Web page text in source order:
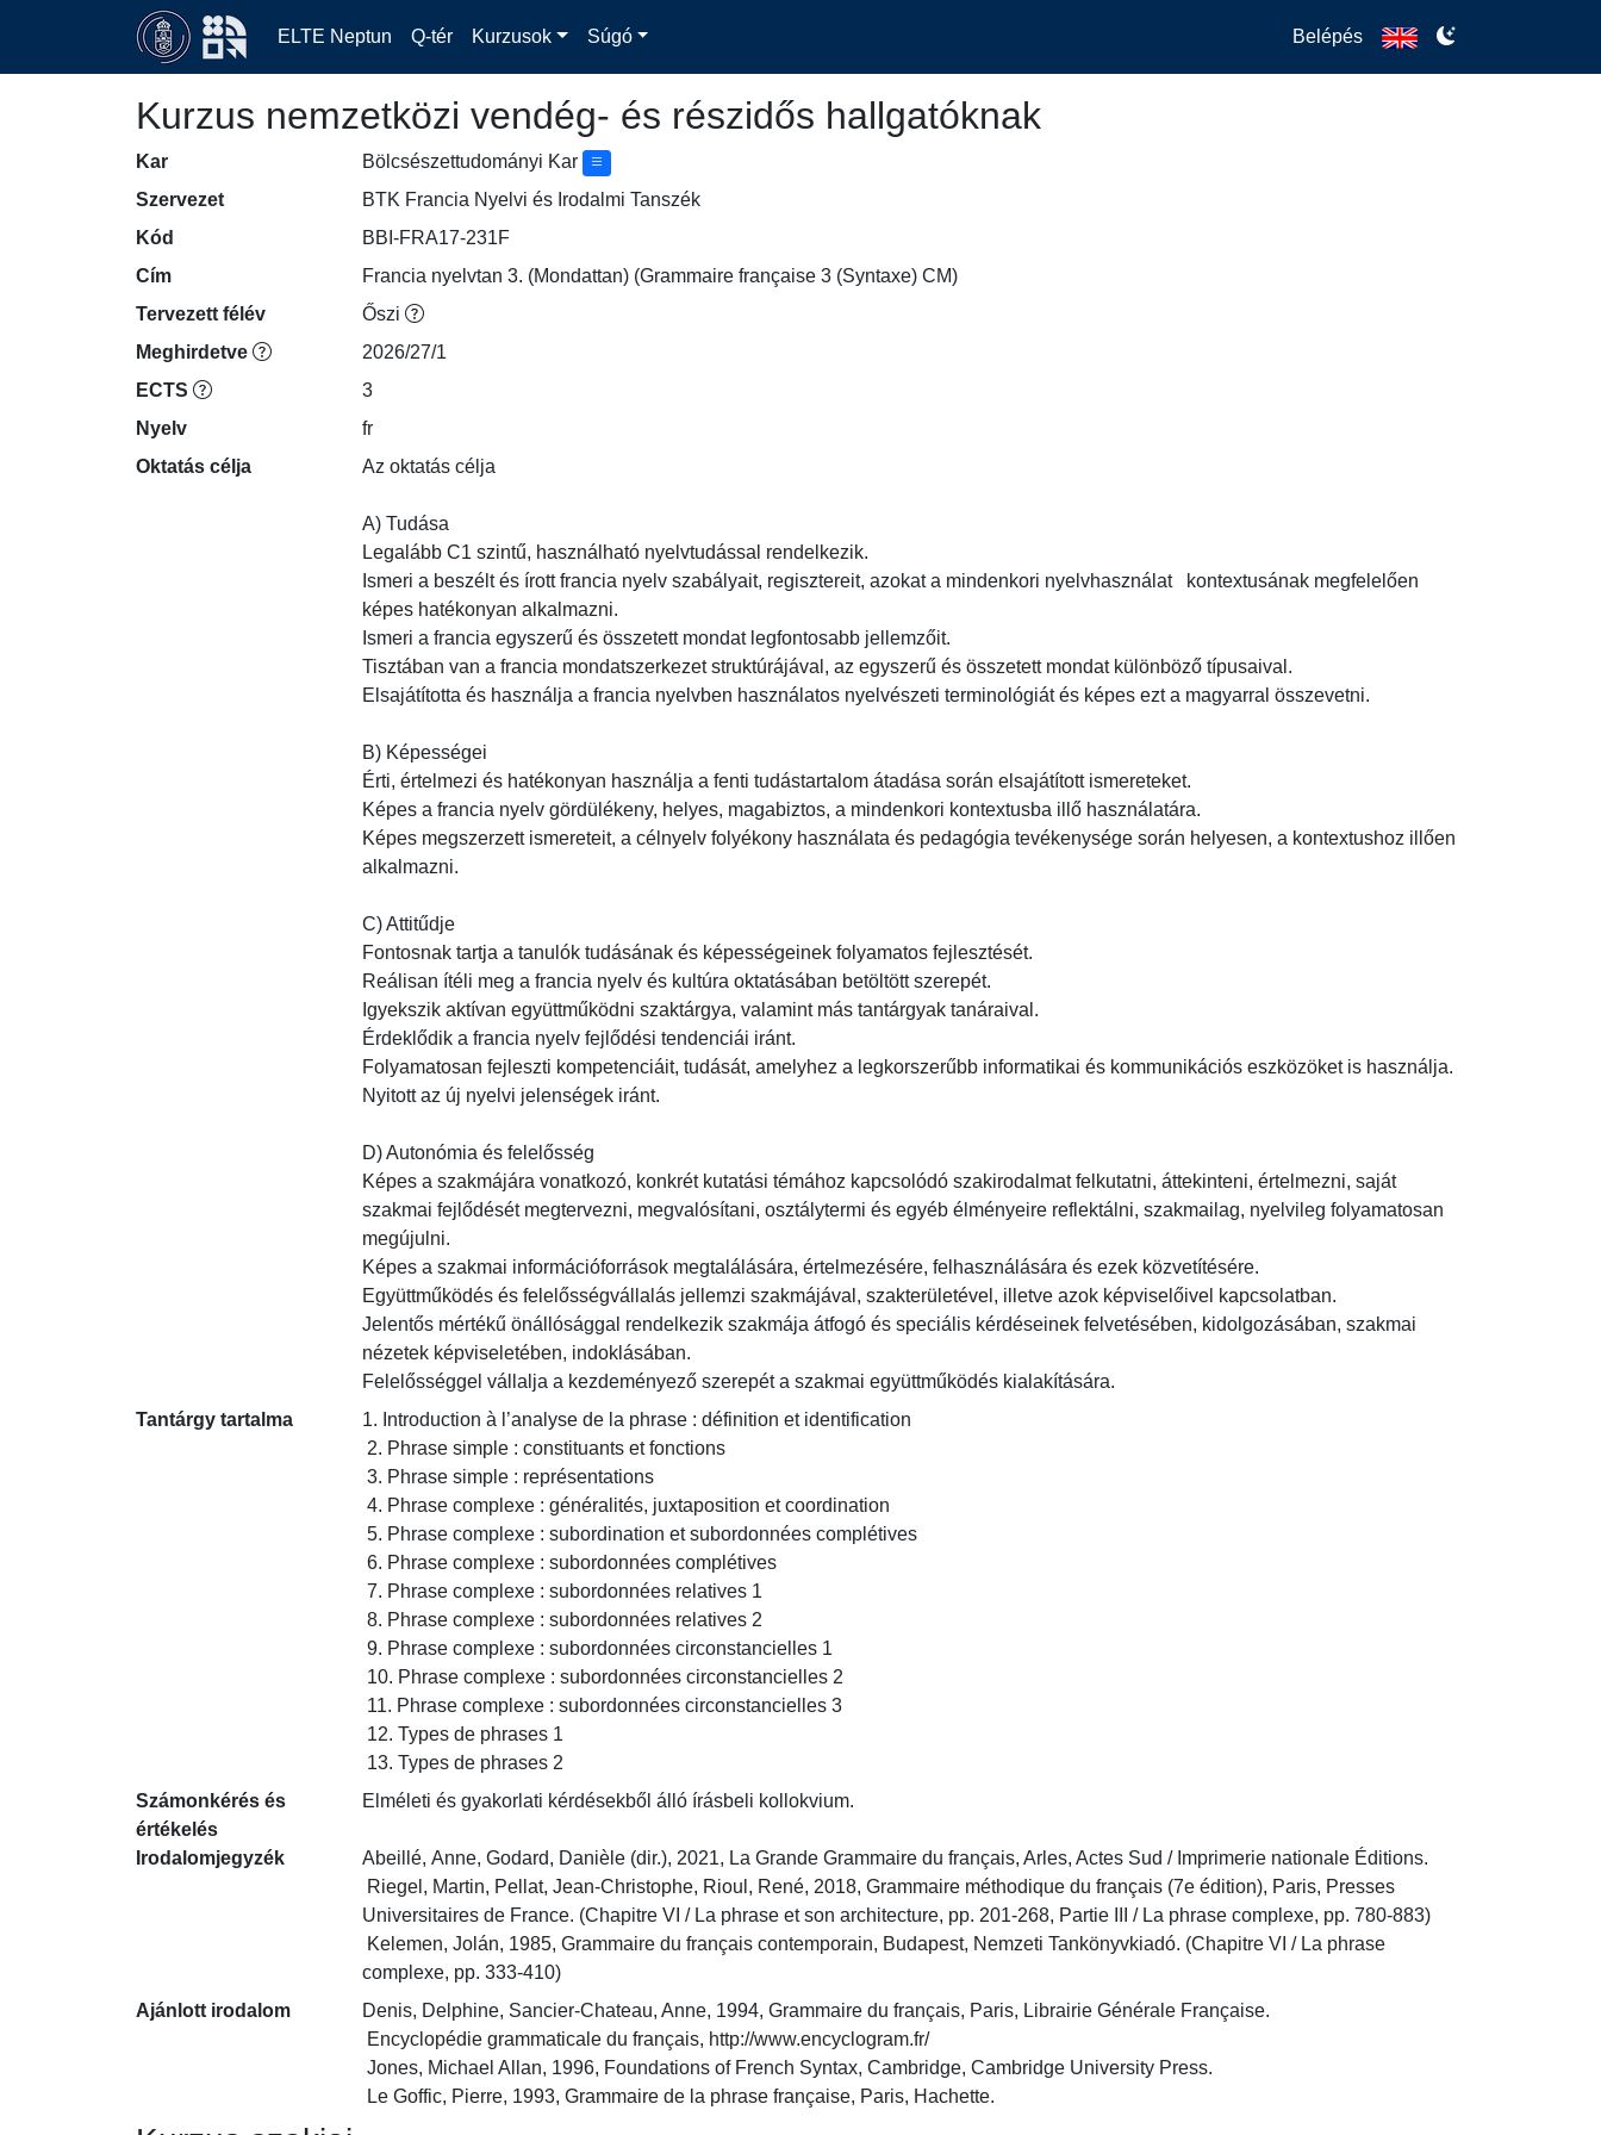
ELTE Neptun Q-tér Kurzusok Súgó Belépés
Kurzus nemzetközi vendég- és részidős hallgatóknak
Kar
Bölcsészettudományi Kar
Szervezet
BTK Francia Nyelvi és Irodalmi Tanszék
Kód
BBI-FRA17-231F
Cím
Francia nyelvtan 3. (Mondattan) (Grammaire française 3 (Syntaxe) CM)
Tervezett félév
Őszi
Meghirdetve
2026/27/1
ECTS
3
Nyelv
fr
Oktatás célja
Az oktatás célja
A) Tudása
Legalább C1 szintű, használható nyelvtudással rendelkezik.
Ismeri a beszélt és írott francia nyelv szabályait, regisztereit, azokat a mindenkori nyelvhasználat   kontextusának megfelelően
képes hatékonyan alkalmazni.
Ismeri a francia egyszerű és összetett mondat legfontosabb jellemzőit.
Tisztában van a francia mondatszerkezet struktúrájával, az egyszerű és összetett mondat különböző típusaival.
Elsajátította és használja a francia nyelvben használatos nyelvészeti terminológiát és képes ezt a magyarral összevetni.
B) Képességei
Érti, értelmezi és hatékonyan használja a fenti tudástartalom átadása során elsajátított ismereteket.
Képes a francia nyelv gördülékeny, helyes, magabiztos, a mindenkori kontextusba illő használatára.
Képes megszerzett ismereteit, a célnyelv folyékony használata és pedagógia tevékenysége során helyesen, a kontextushoz illően
alkalmazni.
C) Attitűdje
Fontosnak tartja a tanulók tudásának és képességeinek folyamatos fejlesztését.
Reálisan ítéli meg a francia nyelv és kultúra oktatásában betöltött szerepét.
Igyekszik aktívan együttműködni szaktárgya, valamint más tantárgyak tanáraival.
Érdeklődik a francia nyelv fejlődési tendenciái iránt.
Folyamatosan fejleszti kompetenciáit, tudását, amelyhez a legkorszerűbb informatikai és kommunikációs eszközöket is használja.
Nyitott az új nyelvi jelenségek iránt.
D) Autonómia és felelősség
Képes a szakmájára vonatkozó, konkrét kutatási témához kapcsolódó szakirodalmat felkutatni, áttekinteni, értelmezni, saját
szakmai fejlődését megtervezni, megvalósítani, osztálytermi és egyéb élményeire reflektálni, szakmailag, nyelvileg folyamatosan
megújulni.
Képes a szakmai információforrások megtalálására, értelmezésére, felhasználására és ezek közvetítésére.
Együttműködés és felelősségvállalás jellemzi szakmájával, szakterületével, illetve azok képviselőivel kapcsolatban.
Jelentős mértékű önállósággal rendelkezik szakmája átfogó és speciális kérdéseinek felvetésében, kidolgozásában, szakmai
nézetek képviseletében, indoklásában.
Felelősséggel vállalja a kezdeményező szerepét a szakmai együttműködés kialakítására.
Tantárgy tartalma
1. Introduction à l’analyse de la phrase : définition et identification
13. Types de phrases 2
Számonkérés és
értékelés
Elméleti és gyakorlati kérdésekből álló írásbeli kollokvium.
Irodalomjegyzék
Abeillé, Anne, Godard, Danièle (dir.), 2021, La Grande Grammaire du français, Arles, Actes Sud / Imprimerie nationale Éditions.
Universitaires de France. (Chapitre VI / La phrase et son architecture, pp. 201-268, Partie III / La phrase complexe, pp. 780-883)
complexe, pp. 333-410)
Ajánlott irodalom
Denis, Delphine, Sancier-Chateau, Anne, 1994, Grammaire du français, Paris, Librairie Générale Française.
Le Goffic, Pierre, 1993, Grammaire de la phrase française, Paris, Hachette.